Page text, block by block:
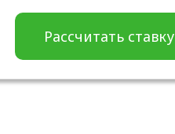
Рассчитать ставку